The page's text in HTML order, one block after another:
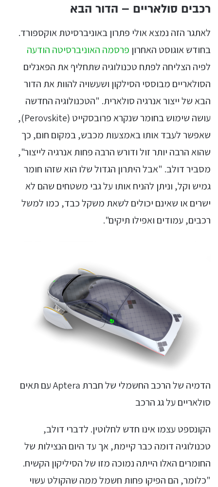
רכבים סולאריים – הדור הבא
לאתגר הזה נמצא אולי פתרון באוניברסיטת אוקספורד.
בחודש אוגוסט האחרון פרסמה האוניברסיטה הודעה
לפיה הצליחה לפתח טכנולוגיה שתחליף את הפאנלים
הסולאריים מבוססי הסילקון ושעשויה להוות את הדור
הבא של ייצור אנרגיה סולארית. "הטכנולוגיה החדשה
עושה שימוש בחומר שנקרא פרובסקייט (Perovskite),
שאפשר לעבד אותו באמצעות מכבש, במקום חום, כך
שהוא הרבה יותר זול ודורש הרבה פחות אנרגיה לייצור",
מסביר דולב. "אבל היתרון הגדול שלו הוא שזהו חומר
גמיש וקל, וניתן להניח אותו על גבי משטחים שהם לא
ישרים או שאינם יכולים לשאת משקל כבד, כמו למשל
רכבים, עמודים ואפילו תיקים".
הדמיה של הרכב החשמלי של חברת Aptera עם תאים
סולאריים על גג הרכב
הקונספט עצמו אינו חדש לחלוטין. לדברי דולב,
טכנולוגיה דומה כבר קיימת, אך עד היום הנצילות של
החומרים האלו הייתה נמוכה מזו של הסיליקון הקשיח.
"כלומר, הם הפיקו פחות חשמל ממה שהקולט עשוי